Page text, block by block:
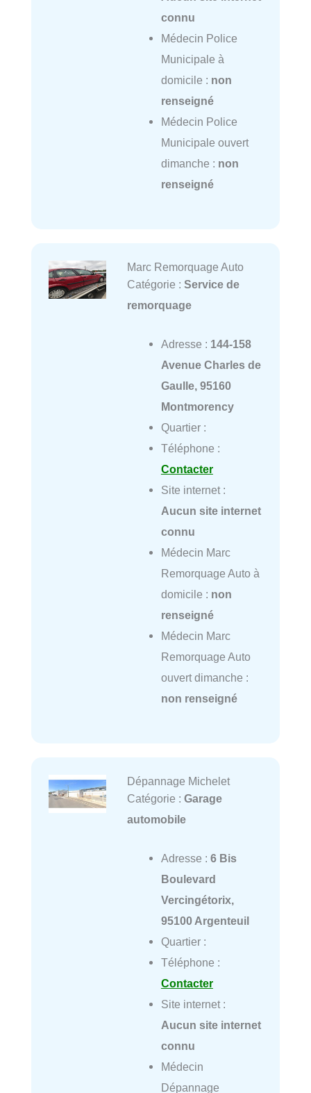
connu
Médecin Police
Municipale à
domicile : non
renseigné
Médecin Police
Municipale ouvert
dimanche : non
renseigné
Marc Remorquage Auto
Catégorie : Service de
remorquage
Adresse : 144-158
Avenue Charles de
Gaulle, 95160
Montmorency
Quartier :
Téléphone :
Contacter
Site internet :
Aucun site internet
connu
Médecin Marc
Remorquage Auto à
domicile : non
renseigné
Médecin Marc
Remorquage Auto
ouvert dimanche :
non renseigné
Dépannage Michelet
Catégorie : Garage
automobile
Adresse : 6 Bis
Boulevard
Vercingétorix,
95100 Argenteuil
Quartier :
Téléphone :
Contacter
Site internet :
Aucun site internet
connu
Médecin
Dépannage